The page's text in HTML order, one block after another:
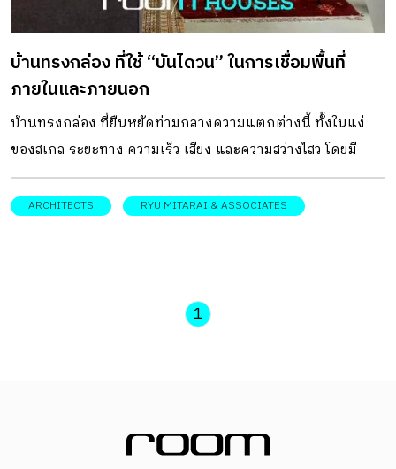
บ้านทรงกล่อง ที่ใช้ “บันไดวน” ในการเชื่อมพื้นที่
ภายในและภายนอก
บ้านทรงกล่อง ที่ยืนหยัดท่ามกลางความแตกต่างนี้ ทั้งในแง่
ของสเกล ระยะทาง ความเร็ว เสียง และความสว่างไสว โดยมี
บันไดวนทำหน้าที่ร้อยพื้นที่ภายในและภายนอก
ARCHITECTS RYU MITARAI & ASSOCIATES
1